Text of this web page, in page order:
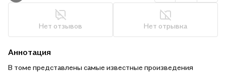
Нет отзывов Нет отрывка
Аннотация
В томе представлены самые известные произведения